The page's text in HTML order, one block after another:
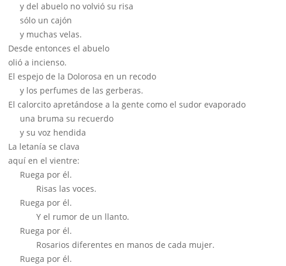
y del abuelo no volvió su risa
sólo un cajón
y muchas velas.
Desde entonces el abuelo
olió a incienso.
El espejo de la Dolorosa en un recodo
y los perfumes de las gerberas.
El calorcito apretándose a la gente como el sudor evaporado
una bruma su recuerdo
y su voz hendida
La letanía se clava
aquí en el vientre:
Ruega por él.
Risas las voces.
Ruega por él.
Y el rumor de un llanto.
Ruega por él.
Rosarios diferentes en manos de cada mujer.
Ruega por él.